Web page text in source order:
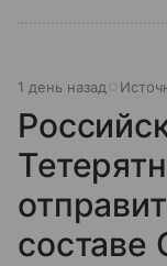
1 день назад
составе